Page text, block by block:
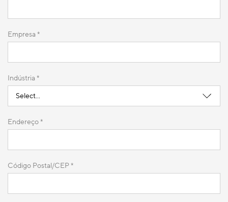
Empresa *
Indústria *
Endereço *
Código Postal/CEP *